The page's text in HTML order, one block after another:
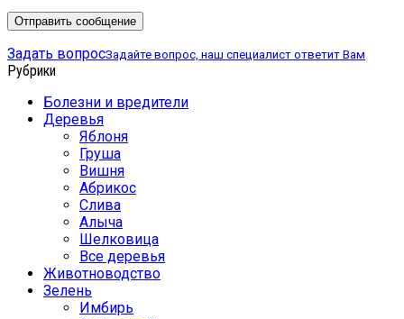
Задать вопросЗадайте вопрос, наш специалист ответит Вам
Рубрики
Болезни и вредители
Деревья
Яблоня
Груша
Вишня
Абрикос
Слива
Алыча
Шелковица
Все деревья
Животноводство
Зелень
Имбирь